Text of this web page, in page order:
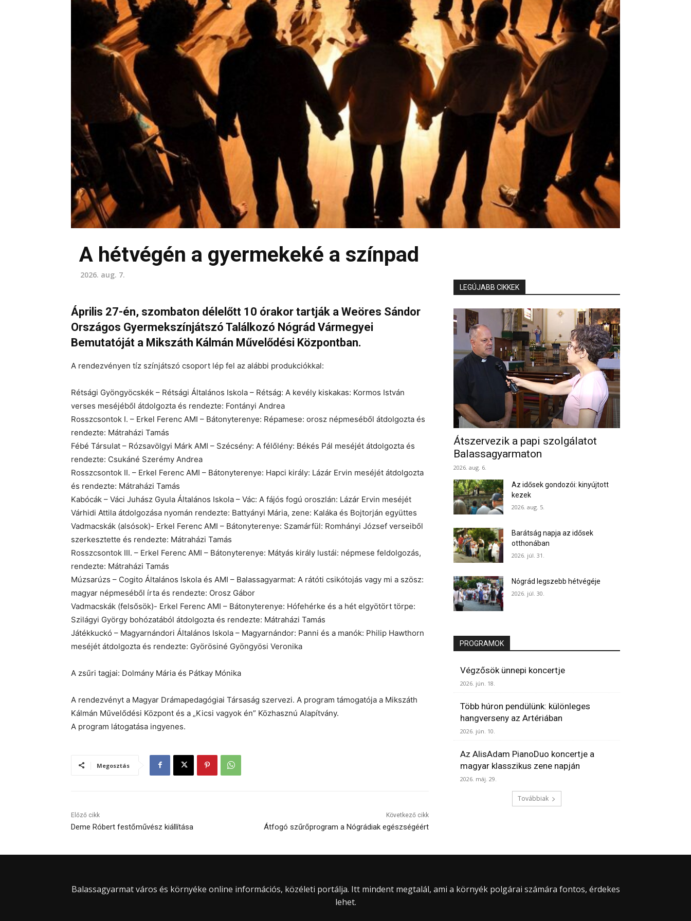
A hétvégén a gyermekeké a színpad
2026. aug. 7.
Április 27-én, szombaton délelőtt 10 órakor tartják a Weöres Sándor
Országos Gyermekszínjátszó Találkozó Nógrád Vármegyei
Bemutatóját a Mikszáth Kálmán Művelődési Központban.
A rendezvényen tíz színjátszó csoport lép fel az alábbi produkciókkal:
Rétsági Gyöngyöcskék – Rétsági Általános Iskola – Rétság: A kevély kiskakas: Kormos István
verses meséjéből átdolgozta és rendezte: Fontányi Andrea
Rosszcsontok I. – Erkel Ferenc AMI – Bátonyterenye: Répamese: orosz népmeséből átdolgozta és
rendezte: Mátraházi Tamás
Fébé Társulat – Rózsavölgyi Márk AMI – Szécsény: A félőlény: Békés Pál meséjét átdolgozta és
rendezte: Csukáné Szerémy Andrea
Rosszcsontok II. – Erkel Ferenc AMI – Bátonyterenye: Hapci király: Lázár Ervin meséjét átdolgozta
és rendezte: Mátraházi Tamás
Kabócák – Váci Juhász Gyula Általános Iskola – Vác: A fájós fogú oroszlán: Lázár Ervin meséjét
Várhidi Attila átdolgozása nyomán rendezte: Battyányi Mária, zene: Kaláka és Bojtorján együttes
Vadmacskák (alsósok)- Erkel Ferenc AMI – Bátonyterenye: Szamárfül: Romhányi József verseiből
szerkesztette és rendezte: Mátraházi Tamás
Rosszcsontok III. – Erkel Ferenc AMI – Bátonyterenye: Mátyás király lustái: népmese feldolgozás,
rendezte: Mátraházi Tamás
Múzsarúzs – Cogito Általános Iskola és AMI – Balassagyarmat: A rátóti csikótojás vagy mi a szösz:
magyar népmeséből írta és rendezte: Orosz Gábor
Vadmacskák (felsősök)- Erkel Ferenc AMI – Bátonyterenye: Hófehérke és a hét elgyötört törpe:
Szilágyi György bohózatából átdolgozta és rendezte: Mátraházi Tamás
Játékkuckó – Magyarnándori Általános Iskola – Magyarnándor: Panni és a manók: Philip Hawthorn
meséjét átdolgozta és rendezte: Györösiné Gyöngyösi Veronika
A zsűri tagjai: Dolmány Mária és Pátkay Mónika
A rendezvényt a Magyar Drámapedagógiai Társaság szervezi. A program támogatója a Mikszáth
Kálmán Művelődési Központ és a „Kicsi vagyok én” Közhasznú Alapítvány.
A program látogatása ingyenes.
Megosztás
Előző cikk
Deme Róbert festőművész kiállítása
Következő cikk
Átfogó szűrőprogram a Nógrádiak egészségéért
LEGÚJABB CIKKEK
Átszervezik a papi szolgálatot
Balassagyarmaton
2026. aug. 6.
Az idősek gondozói: kinyújtott
kezek
2026. aug. 5.
Barátság napja az idősek
otthonában
2026. júl. 31.
Nógrád legszebb hétvégéje
2026. júl. 30.
PROGRAMOK
Végzősök ünnepi koncertje
2026. jún. 18.
Több húron pendülünk: különleges
hangverseny az Artériában
2026. jún. 10.
Az AlisAdam PianoDuo koncertje a
magyar klasszikus zene napján
2026. máj. 29.
Továbbiak
Balassagyarmat város és környéke online információs, közéleti portálja. Itt mindent megtalál, ami a környék polgárai számára fontos, érdekes
lehet.